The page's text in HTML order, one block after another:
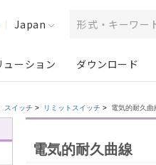
Japan
ューション ダウンロード
スイッチ > リミットスイッチ > 電気的耐久曲
電気的耐久曲線